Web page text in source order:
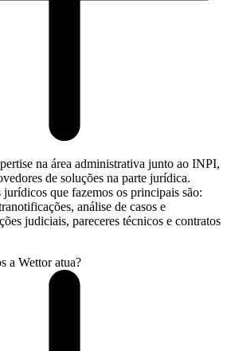
na área administrativa junto ao INPI,
de soluções na parte jurídica.
que fazemos os principais são:
análise de casos e
judiciais, pareceres técnicos e contratos
a Wettor atua?